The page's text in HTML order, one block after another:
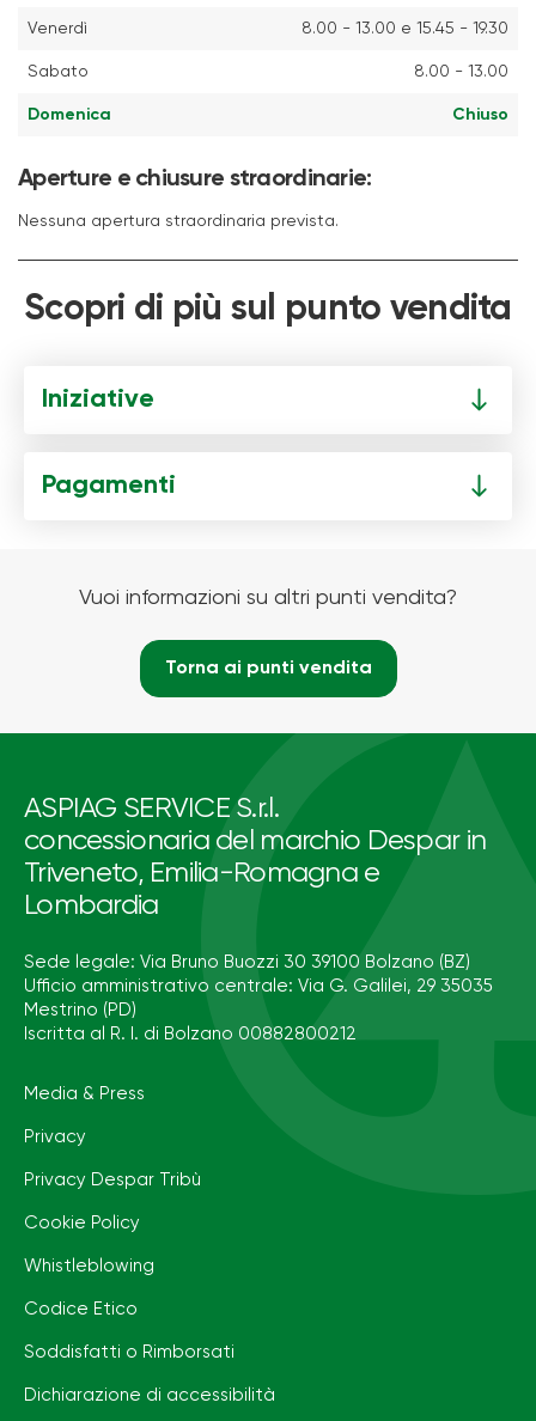
Venerdì 8.00 - 13.00 e 15.45 - 19.30
Sabato 8.00 - 13.00
Domenica Chiuso
Aperture e chiusure straordinarie:
Nessuna apertura straordinaria prevista.
Scopri di più sul punto vendita
Iniziative
Pagamenti
Vuoi informazioni su altri punti vendita?
Torna ai punti vendita
ASPIAG SERVICE S.r.l.
concessionaria del marchio Despar in
Triveneto, Emilia-Romagna e
Lombardia
Sede legale: Via Bruno Buozzi 30 39100 Bolzano (BZ)
Ufficio amministrativo centrale: Via G. Galilei, 29 35035
Mestrino (PD)
Iscritta al R. I. di Bolzano 00882800212
Media & Press
Privacy
Privacy Despar Tribù
Cookie Policy
Whistleblowing
Codice Etico
Soddisfatti o Rimborsati
Dichiarazione di accessibilità